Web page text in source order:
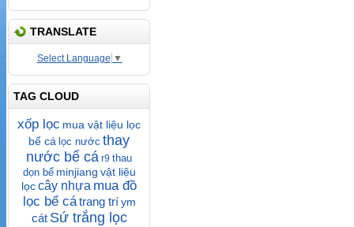
TRANSLATE
Select Language ▼
TAG CLOUD
xốp lọc mua vật liệu lọc
bể cá lọc nước thay
nước bể cá r9 thau
dọn bể minjiang vật liệu
lọccây nhựa mua đồ
lọc bể cá trang trí ym
cát Sứ trắng lọc